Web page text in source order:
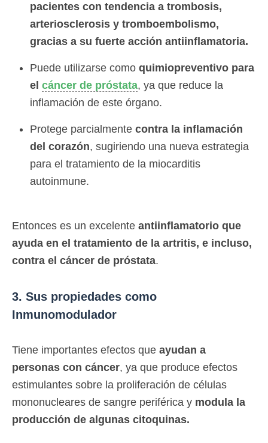
pacientes con tendencia a trombosis,
arteriosclerosis y tromboembolismo,
gracias a su fuerte acción antiinflamatoria.
Puede utilizarse como quimiopreventivo para
el cáncer de próstata, ya que reduce la
inflamación de este órgano.
Protege parcialmente contra la inflamación
del corazón, sugiriendo una nueva estrategia
para el tratamiento de la miocarditis
autoinmune.
Entonces es un excelente antiinflamatorio que
ayuda en el tratamiento de la artritis, e incluso,
contra el cáncer de próstata.
3. Sus propiedades como
Inmunomodulador
Tiene importantes efectos que ayudan a
personas con cáncer, ya que produce efectos
estimulantes sobre la proliferación de células
mononucleares de sangre periférica y modula la
producción de algunas citoquinas.